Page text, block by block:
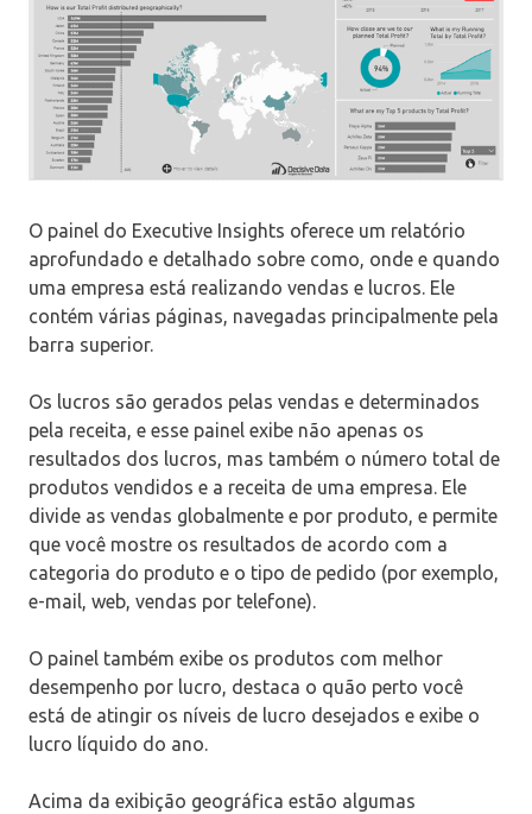
O painel do Executive Insights oferece um relatório
aprofundado e detalhado sobre como, onde e quando
uma empresa está realizando vendas e lucros. Ele
contém várias páginas, navegadas principalmente pela
barra superior.
Os lucros são gerados pelas vendas e determinados
pela receita, e esse painel exibe não apenas os
resultados dos lucros, mas também o número total de
produtos vendidos e a receita de uma empresa. Ele
divide as vendas globalmente e por produto, e permite
que você mostre os resultados de acordo com a
categoria do produto e o tipo de pedido (por exemplo,
e-mail, web, vendas por telefone).
O painel também exibe os produtos com melhor
desempenho por lucro, destaca o quão perto você
está de atingir os níveis de lucro desejados e exibe o
lucro líquido do ano.
Acima da exibição geográfica estão algumas